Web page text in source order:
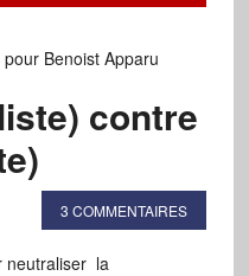
Benoist Apparu
contre
3 COMMENTAIRES
neutraliser la